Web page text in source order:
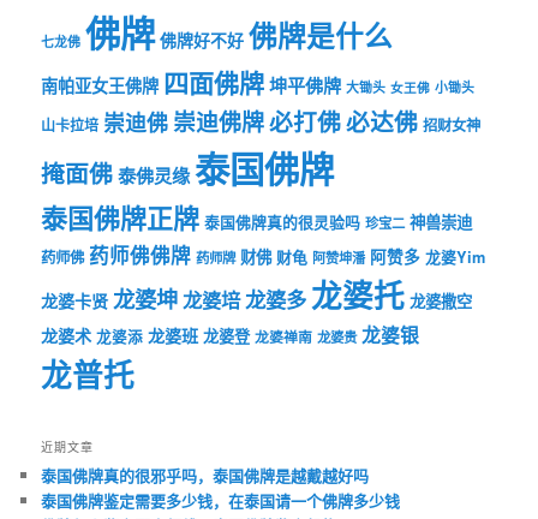
七龙佛 佛牌 佛牌好不好 佛牌是什么
南帕亚女王佛牌 四面佛牌坤平佛牌 大锄头 女王佛 小锄头
山卡拉培 崇迪佛崇迪佛牌必打佛必达佛 招财女神
掩面佛泰佛灵缘泰国佛牌
泰国佛牌正牌 泰国佛牌真的很灵验吗 珍宝二 神兽崇迪
药师佛 药师佛佛牌 药师牌 财佛 财龟 阿赞坤潘 阿赞多 龙婆Yim
龙婆卡贤 龙婆坤龙婆培龙婆多龙婆托 龙婆撒空
龙婆术 龙婆添 龙婆班 龙婆登 龙婆禅南 龙婆贵 龙婆银
龙普托
近期文章
泰国佛牌真的很邪乎吗，泰国佛牌是越戴越好吗
泰国佛牌鉴定需要多少钱，在泰国请一个佛牌多少钱